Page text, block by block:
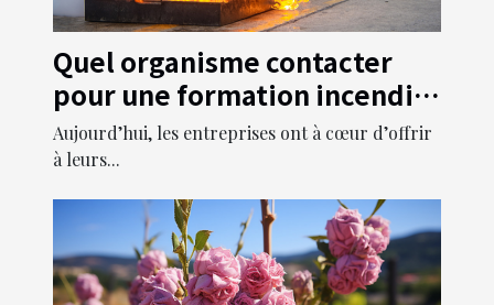
Quel organisme contacter
pour une formation incendie
dans ses propres locaux ?
Aujourd’hui, les entreprises ont à cœur d’offrir
à leurs...